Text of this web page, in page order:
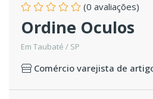
(0 avaliações)
Ordine Oculos
Em Taubaté / SP
Comércio varejista de